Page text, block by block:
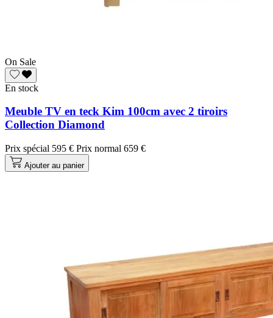
On Sale
En stock
Meuble TV en teck Kim 100cm avec 2 tiroirs
Collection Diamond
Prix spécial 595 € Prix normal 659 €
Ajouter au panier